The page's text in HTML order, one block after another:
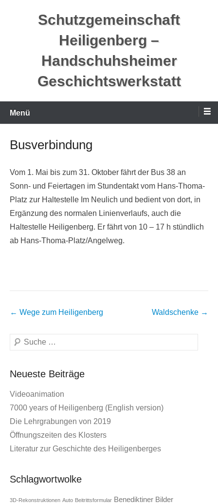
Schutzgemeinschaft
Heiligenberg –
Handschuhsheimer
Geschichtswerkstatt
Menü
Busverbindung
Vom 1. Mai bis zum 31. Oktober fährt der Bus 38 an
Sonn- und Feiertagen im Stundentakt vom Hans-Thoma-
Platz zur Haltestelle Im Neulich und bedient von dort, in
Ergänzung des normalen Linienverlaufs, auch die
Haltestelle Heiligenberg. Er fährt von 10 – 17 h stündlich
ab Hans-Thoma-Platz/Angelweg.
Beitragsnavigation
← Wege zum Heiligenberg Waldschenke →
Suchen
Neueste Beiträge
Videoanimation
7000 years of Heiligenberg (English version)
Die Lehrgrabungen von 2019
Öffnungszeiten des Klosters
Literatur zur Geschichte des Heiligenberges
Schlagwortwolke
3D-Rekonstruktionen Auto Beitrittsformular Benediktiner Bilder